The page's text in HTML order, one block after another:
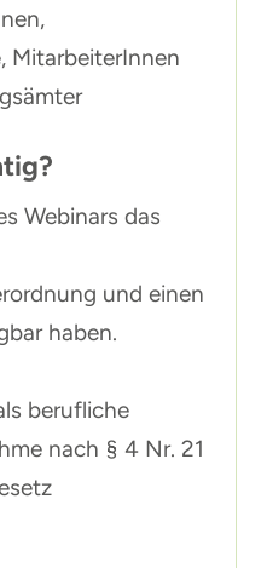
MitarbeiterInnen
Webinars das
und einen
haben.
berufliche
nach § 4 Nr. 21